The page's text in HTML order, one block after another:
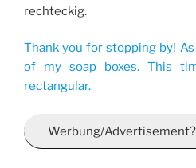
rechteckig.
Thank you for stopping by!
of my soap boxes. This
rectangular.
Werbung/Advertisement?